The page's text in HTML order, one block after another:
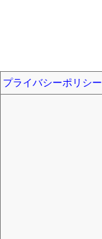
プライバシーポリシー